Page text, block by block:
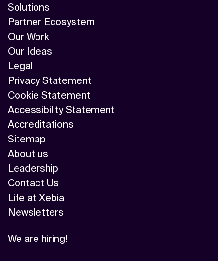
Solutions
Partner Ecosystem
Our Work
Our Ideas
Legal
Privacy Statement
Cookie Statement
Accessibility Statement
Accreditations
Sitemap
About us
Leadership
Contact Us
Life at Xebia
Newsletters
We are hiring!